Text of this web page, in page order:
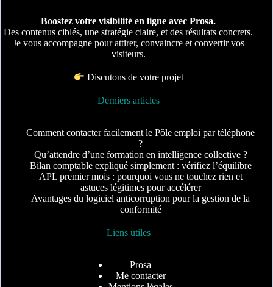
Boostez votre visibilité en ligne avec Prosa.
Des contenus ciblés, une stratégie claire, et des résultats concrets.
Je vous accompagne pour attirer, convaincre et convertir vos
visiteurs.
Discutons de votre projet
Derniers articles
Comment contacter facilement le Pôle emploi par téléphone
?
Qu’attendre d’une formation en intelligence collective ?
Bilan comptable expliqué simplement : vérifiez l’équilibre
APL premier mois : pourquoi vous ne touchez rien et
astuces légitimes pour accélérer
Avantages du logiciel anticorruption pour la gestion de la
conformité
Liens utiles
Prosa
Me contacter